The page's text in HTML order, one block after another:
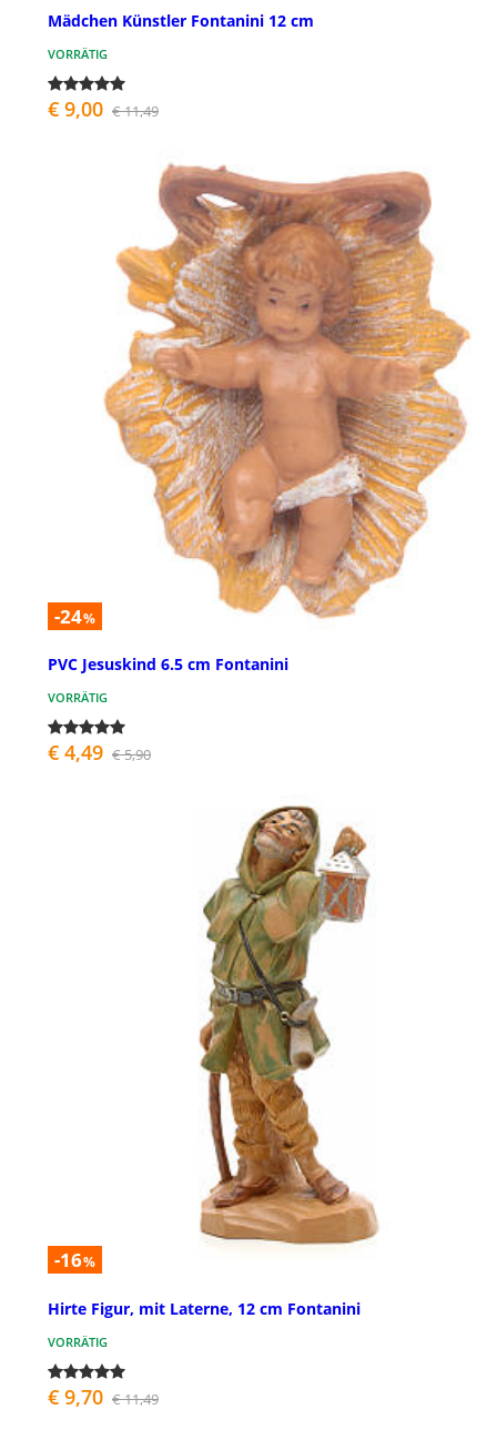
Mädchen Künstler Fontanini 12 cm
VORRÄTIG
€ 9,00 € 11,49
-24%
PVC Jesuskind 6.5 cm Fontanini
VORRÄTIG
€ 4,49 € 5,90
-16%
Hirte Figur, mit Laterne, 12 cm Fontanini
VORRÄTIG
€ 9,70 € 11,49